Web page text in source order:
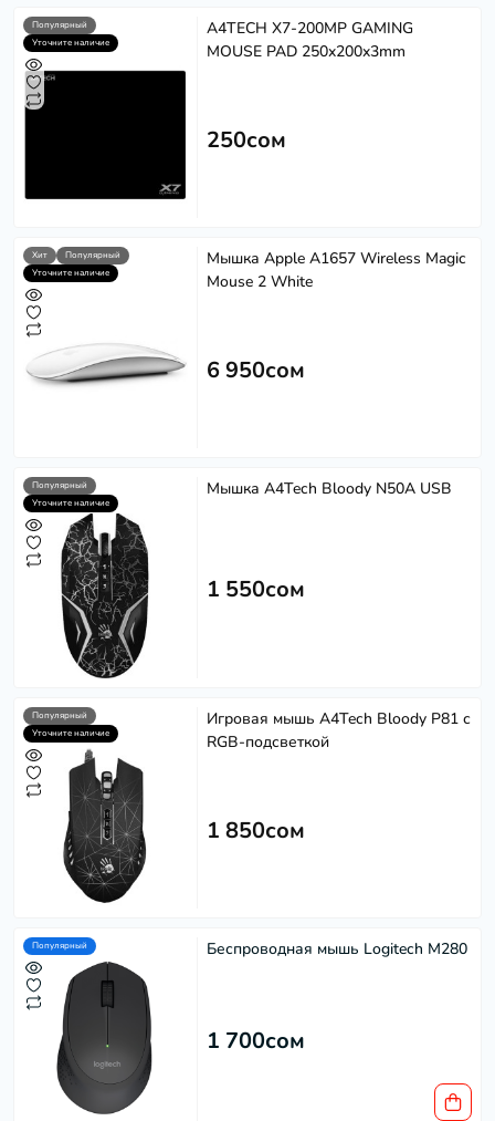
Популярный
Уточните наличие
A4TECH X7-200MP GAMING
MOUSE PAD 250x200x3mm
250сом
Хит
Популярный
Уточните наличие
Мышка Apple A1657 Wireless Magic
Mouse 2 White
6 950сом
Популярный
Уточните наличие
Мышка A4Tech Bloody N50A USB
1 550сом
Популярный
Уточните наличие
Игровая мышь A4Tech Bloody P81 с
RGB-подсветкой
1 850сом
Популярный Беспроводная мышь Logitech M280
1 700сом